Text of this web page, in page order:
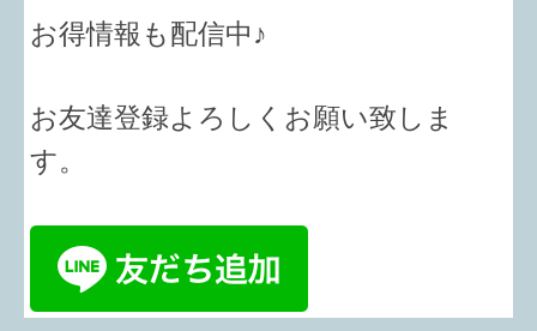
お得情報も配信中♪
お友達登録よろしくお願い致しま
す。